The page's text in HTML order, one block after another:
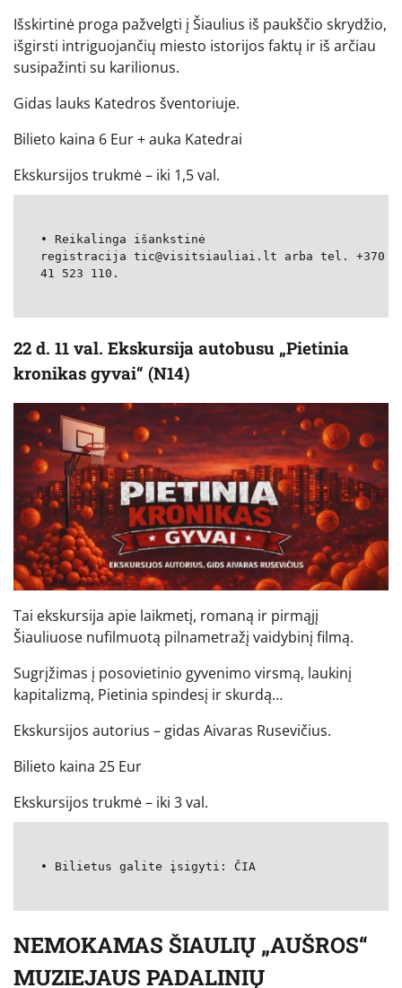
Išskirtinė proga pažvelgti į Šiaulius iš paukščio skrydžio,
išgirsti intriguojančių miesto istorijos faktų ir iš arčiau
susipažinti su karilionus.
Gidas lauks Katedros šventoriuje.
Bilieto kaina 6 Eur + auka Katedrai
Ekskursijos trukmė – iki 1,5 val.
• Reikalinga išankstinė
registracija tic@visitsiauliai.lt arba tel. +370
41 523 110.
22 d. 11 val. Ekskursija autobusu „Pietinia
kronikas gyvai“ (N14)
Tai ekskursija apie laikmetį, romaną ir pirmąjį
Šiauliuose nufilmuotą pilnametražį vaidybinį filmą.
Sugrįžimas į posovietinio gyvenimo virsmą, laukinį
kapitalizmą, Pietinia spindesį ir skurdą…
Ekskursijos autorius – gidas Aivaras Rusevičius.
Bilieto kaina 25 Eur
Ekskursijos trukmė – iki 3 val.
• Bilietus galite įsigyti: ČIA
NEMOKAMAS ŠIAULIŲ „AUŠROS“
MUZIEJAUS PADALINIŲ